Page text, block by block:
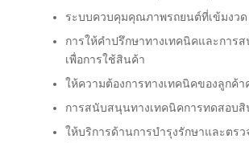
ระบบควบคุมคุณภาพรถยนต์ที่เข้มงวด
การให้คําปรึกษาทางเทคนิคและการ
เพื่อการใช้สินค้า
ให้ความต้องการทางเทคนิคของลูกค้า
การสนับสนุนทางเทคนิคการทดสอบสิ
ให้บริการด้านการบํารุงรักษาและตร